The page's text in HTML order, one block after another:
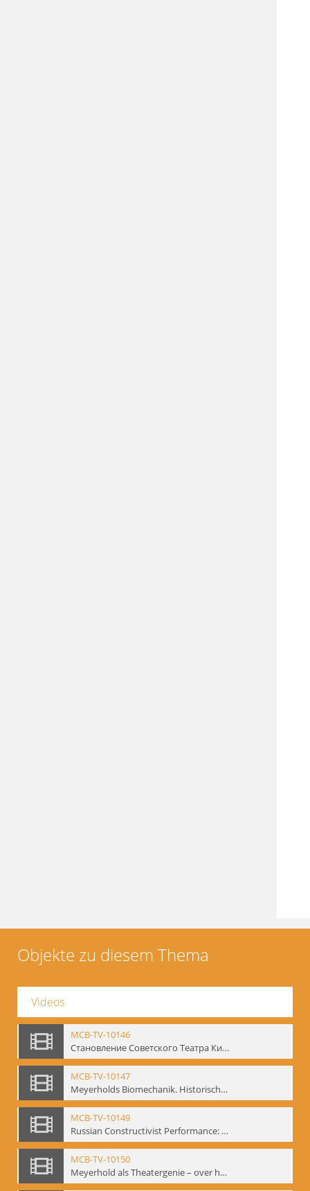
Objekte zu diesem Thema
Videos
MCB-TV-10146
Становление Советского Театра Кино - свидетельства эпохи 1920-1936 / Entstehung des sowjetischen Theaters – kinematografische Zeugnisse 1920-1936 - Interne Signatur: BM-vid-96
MCB-TV-10147
Meyerholds Biomechanik. Historisches Filmmaterial - Interne Signatur: BM-vid-99
MCB-TV-10149
Russian Constructivist Performance: An Evening of Foregger's Mastfor Cabaret. Good Treatment for Horses - Interne Signatur: BM-vid-105
MCB-TV-10150
Meyerhold als Theatergenie – over het mechanik van de acteursexpressie - Interne Signatur: BM-vid-108